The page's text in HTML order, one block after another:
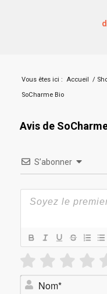
Vous êtes ici : Accueil /
SoCharme Bio
Avis de
S’abonner